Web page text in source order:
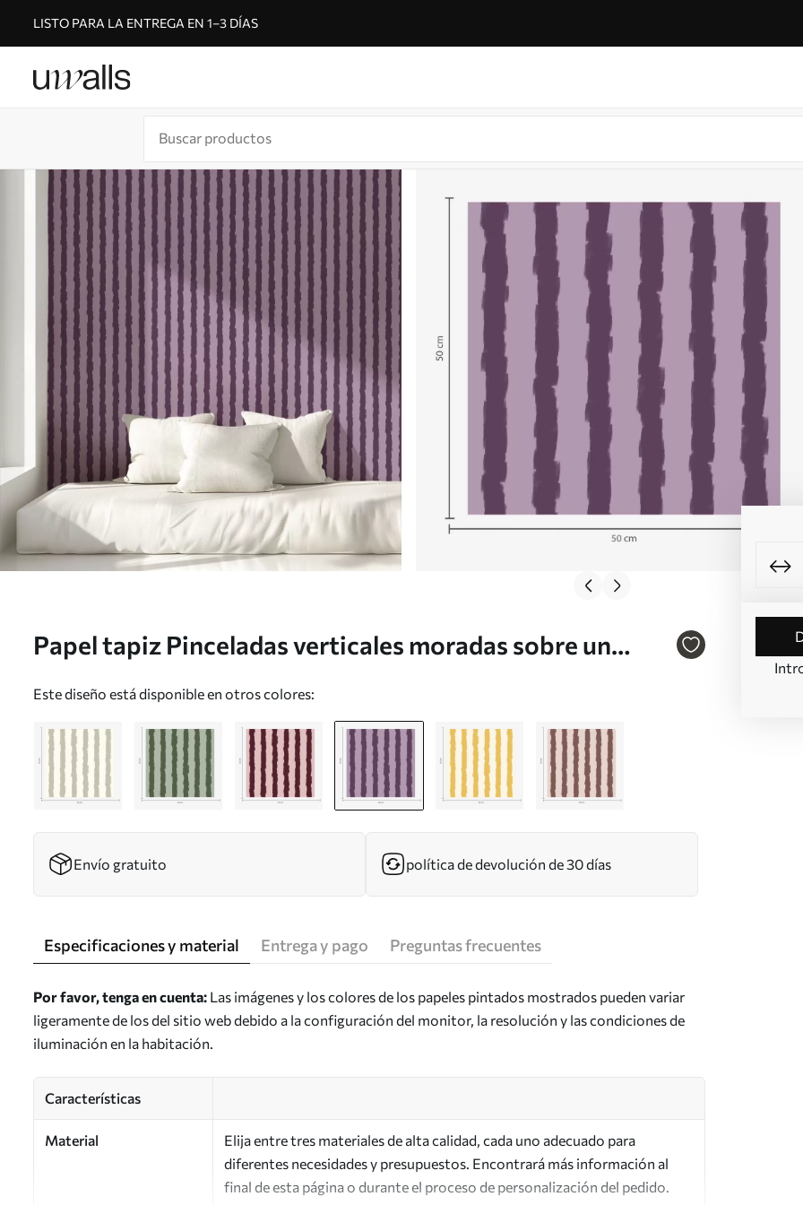
LISTO PARA LA ENTREGA EN 1–3 DÍAS
Papel tapiz Pinceladas verticales moradas sobre un
Este diseño está disponible en otros colores:
Envío gratuito política de devolución de 30 días
Especificaciones y material Entrega y pago Preguntas frecuentes
Por favor, tenga en cuenta: Las imágenes y los colores de los papeles pintados mostrados pueden variar
ligeramente de los del sitio web debido a la configuración del monitor, la resolución y las condiciones de
iluminación en la habitación.
Características
Material
Elija entre tres materiales de alta calidad, cada uno adecuado para
diferentes necesidades y presupuestos. Encontrará más información al
final de esta página o durante el proceso de personalización del pedido.